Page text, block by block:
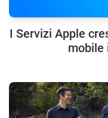
I Servizi Apple
mobile